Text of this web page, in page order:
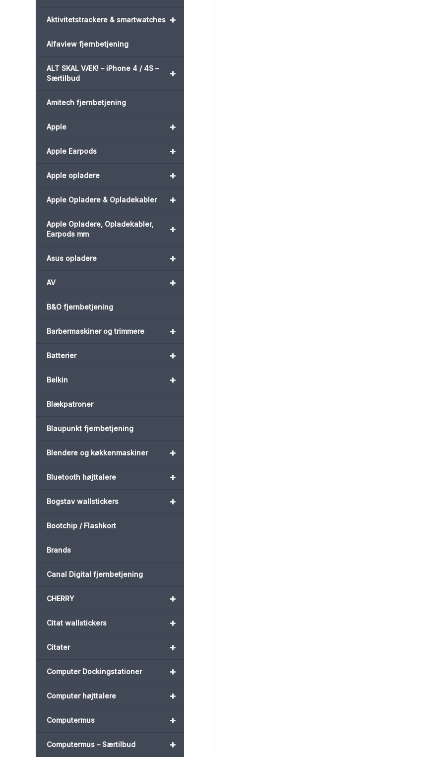
+
Aktivitetstrackere & smartwatches
Alfaview fjernbetjening
+
ALT SKAL VÆK! – iPhone 4 / 4S –
Særtilbud
Amitech fjernbetjening
+
Apple
+
Apple Earpods
+
Apple opladere
+
Apple Opladere & Opladekabler
+
Apple Opladere, Opladekabler,
Earpods mm
+
Asus opladere
+
AV
B&O fjernbetjening
+
Barbermaskiner og trimmere
+
Batterier
+
Belkin
Blækpatroner
Blaupunkt fjernbetjening
+
Blendere og køkkenmaskiner
+
Bluetooth højttalere
+
Bogstav wallstickers
Bootchip / Flashkort
Brands
Canal Digital fjernbetjening
+
CHERRY
+
Citat wallstickers
+
Citater
+
Computer Dockingstationer
+
Computer højttalere
+
Computermus
+
Computermus – Særtilbud